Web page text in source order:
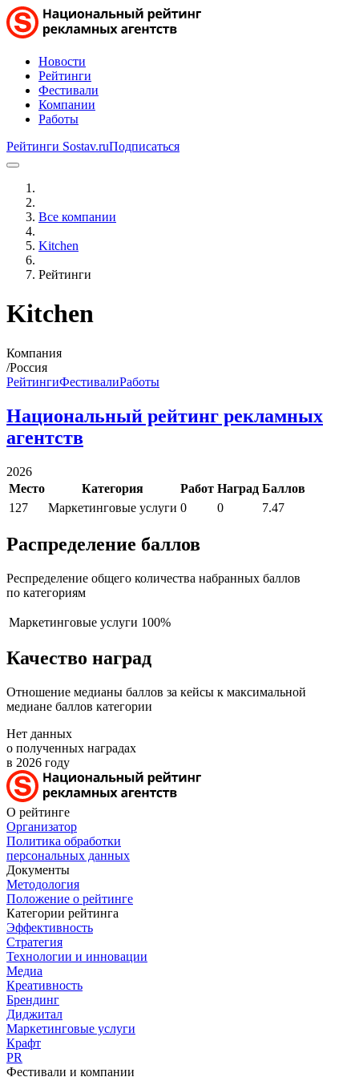
Новости
Рейтинги
Фестивали
Компании
Работы
Рейтинги Sostav.ruПодписаться
Все компании
Kitchen
Рейтинги
Kitchen
Компания
/Россия
РейтингиФестивалиРаботы
Национальный рейтинг рекламных
агентств
2026
Место
Категория Работ Наград Баллов
127
Маркетинговые услуги 0 0 7.47
Распределение баллов
Респределение общего количества набранных баллов
по категориям
Маркетинговые услуги 100%
Качество наград
Отношение медианы баллов за кейсы к максимальной
медиане баллов категории
Нет данных
о полученных наградах
в 2026 году
О рейтинге
Организатор
Политика обработки
персональных данных
Документы
Методология
Положение о рейтинге
Категории рейтинга
Эффективность
Стратегия
Технологии и инновации
Медиа
Креативность
Брендинг
Диджитал
Маркетинговые услуги
Крафт
PR
Фестивали и компании